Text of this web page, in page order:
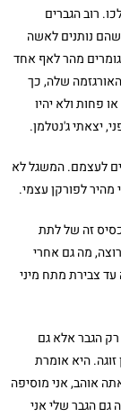
רוב הגברים
נותנים לאשה
מהר לאף אחד
שלה, כך
פחות ולא יהיו
יצאתי ג'נטלמן.
לעצמם. המשגל לא
מהיר לפורקן עצמי.
זה של לתת
מה גם אחרי
עד צבירת מתח מיני
הגבר אלא גם
היא אומרת
אוהב, אני מוסיפה
הגבר שלי אני